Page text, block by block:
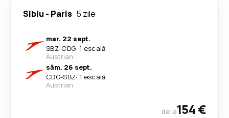
Sibiu - Paris 5 zile
mar. 22 sept.
SBZ-CDG· 1 escală
Austrian
sâm. 26 sept.
CDG-SBZ· 1 escală
Austrian
de la154 €